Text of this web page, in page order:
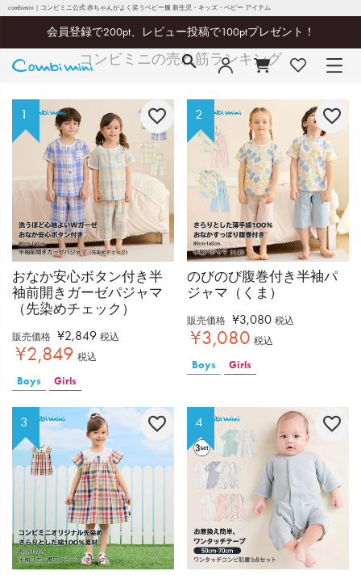
combimini｜コンビミニ公式 赤ちゃんがよく笑うベビー服 新生児・キッズ・ベビー アイテム
会員登録で200pt、レビュー投稿で100ptプレゼント！
Ranking
コンビミニの売れ筋ランキング
おなか安心ボタン付き半
袖前開きガーゼパジャマ
（先染めチェック）
Boys Girls
販売価格 ¥2,849 税込
¥2,849 税込
のびのび腹巻付き半袖パ
ジャマ（くま）
Boys Girls
販売価格 ¥3,080 税込
¥3,080 税込